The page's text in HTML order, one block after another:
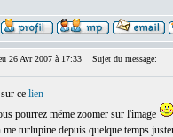
26 Avr 2007 à 17:33 Sujet du message:
ce lien
pourrez même zoomer sur l'image
turlupine depuis quelque temps